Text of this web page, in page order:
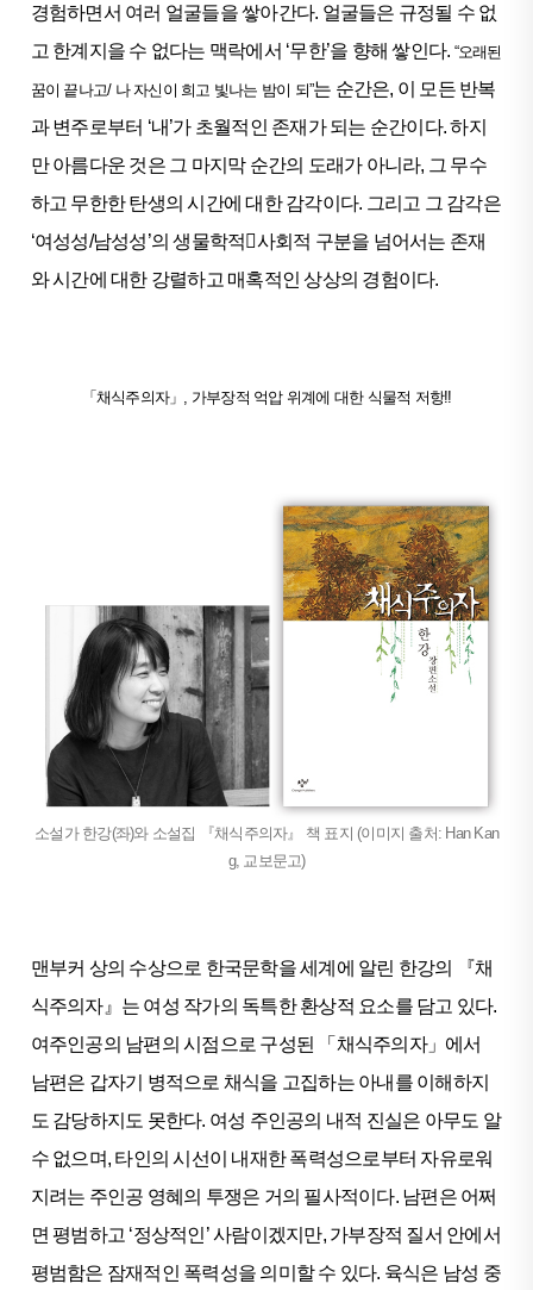
경험하면서 여러 얼굴들을 쌓아간다. 얼굴들은 규정될 수 없
고 한계지을 수 없다는 맥락에서 ‘무한’을 향해 쌓인다. “오래된
꿈이 끝나고/ 나 자신이 희고 빛나는 밤이 되”는 순간은, 이 모든 반복
과 변주로부터 ‘내’가 초월적인 존재가 되는 순간이다. 하지
만 아름다운 것은 그 마지막 순간의 도래가 아니라, 그 무수
하고 무한한 탄생의 시간에 대한 감각이다. 그리고 그 감각은
‘여성성/남성성’의 생물학적사회적 구분을 넘어서는 존재
와 시간에 대한 강렬하고 매혹적인 상상의 경험이다.
「채식주의자」, 가부장적 억압 위계에 대한 식물적 저항!!
소설가 한강(좌)와 소설집 『채식주의자』 책 표지 (이미지 출처: Han Kan
g, 교보문고)
맨부커 상의 수상으로 한국문학을 세계에 알린 한강의 『채
식주의자』는 여성 작가의 독특한 환상적 요소를 담고 있다.
여주인공의 남편의 시점으로 구성된 「채식주의자」에서
남편은 갑자기 병적으로 채식을 고집하는 아내를 이해하지
도 감당하지도 못한다. 여성 주인공의 내적 진실은 아무도 알
수 없으며, 타인의 시선이 내재한 폭력성으로부터 자유로워
지려는 주인공 영혜의 투쟁은 거의 필사적이다. 남편은 어쩌
면 평범하고 ‘정상적인’ 사람이겠지만, 가부장적 질서 안에서
평범함은 잠재적인 폭력성을 의미할 수 있다. 육식은 남성 중